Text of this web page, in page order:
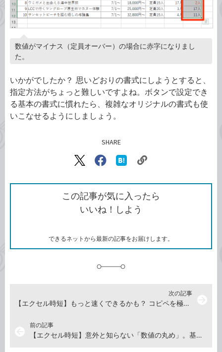
数値がマイナス（定員オーバー）の場合に赤字になりまし
た。
いかがでしたか？ 思いどおりの書式にしようとすると、
指定方法がちょっと難しいですよね。ボタンで設定でき
る基本の書式に慣れたら、複雑なオリジナルの書式も使
いこなせるようにしましょう。
SHARE
X（旧
で
シ
ェ
ア
Facebook
シ
ェ
ア
な
ブ
ッ
ク
ク
ク
を
コ
この記事が気に入ったら
いいね！しよう
できるネットから最新の記事をお届けします。
前の記事
【エクセル時短】意外と知らない「数値の丸め」。基本のROUND系関数をマスターする！
次の記事
【エクセル時短】もっと速くできるかも？ コピペを極める［貼り付けのオプション］活用法（前編）